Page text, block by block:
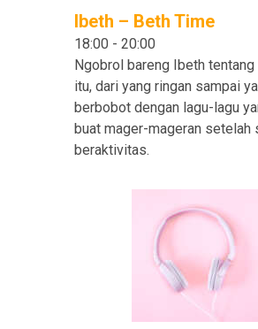
Ibeth – Beth Time
18:00 - 20:00
Ngobrol bareng Ibeth tentang
itu, dari yang ringan sampai
berbobot dengan lagu-lagu
buat mager-mageran setelah
beraktivitas.